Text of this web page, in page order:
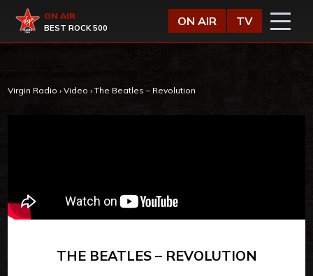
Virgin Radio
ON AIR
BEST ROCK 500
ON AIR TV
Virgin Radio › Video › The Beatles – Revolution
THE BEATLES – REVOLUTION